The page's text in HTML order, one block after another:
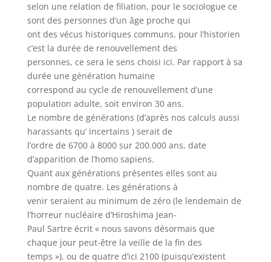
selon une relation de filiation, pour le sociologue ce
sont des personnes d’un âge proche qui
ont des vécus historiques communs, pour l’historien
c’est la durée de renouvellement des
personnes, ce sera le sens choisi ici. Par rapport à sa
durée une génération humaine
correspond au cycle de renouvellement d’une
population adulte, soit environ 30 ans.
Le nombre de générations (d’après nos calculs aussi
harassants qu’ incertains ) serait de
l’ordre de 6700 à 8000 sur 200.000 ans, date
d’apparition de l’homo sapiens.
Quant aux générations présentes elles sont au
nombre de quatre. Les générations à
venir seraient au minimum de zéro (le lendemain de
l’horreur nucléaire d’Hiroshima Jean-
Paul Sartre écrit « nous savons désormais que
chaque jour peut-être la veille de la fin des
temps »), ou de quatre d’ici 2100 (puisqu’existent